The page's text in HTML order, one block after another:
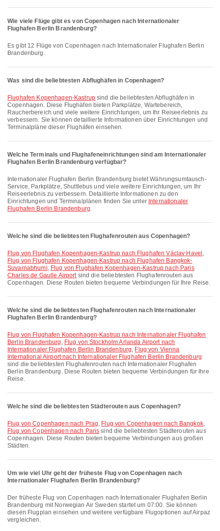
Wie viele Flüge gibt es von Copenhagen nach Internationaler
Flughafen Berlin Brandenburg?
Es gibt 12 Flüge von Copenhagen nach Internationaler Flughafen Berlin
Brandenburg.
Was sind die beliebtesten Abflughäfen in Copenhagen?
Flughafen Kopenhagen-Kastrupsind die beliebtesten Abflughäfen in
Copenhagen. Diese Flughäfen bieten Parkplätze, Wartebereich,
Raucherbereich und viele weitere Einrichtungen, um Ihr Reiseerlebnis zu
verbessern. Sie können detaillierte Informationen über Einrichtungen und
Terminalpläne dieser Flughäfen einsehen.
Welche Terminals und Flughafeneinrichtungen sind am Internationaler
Flughafen Berlin Brandenburg verfügbar?
Internationaler Flughafen Berlin Brandenburg bietet Währungsumtausch-
Service, Parkplätze, Shuttlebus und viele weitere Einrichtungen, um Ihr
Reiseerlebnis zu verbessern. Detaillierte Informationen zu den
Einrichtungen und Terminalplänen finden Sie unter Internationaler
Flughafen Berlin Brandenburg.
Welche sind die beliebtesten Flughafenrouten aus Copenhagen?
Flug von Flughafen Kopenhagen-Kastrup nach Flughafen Václav Havel ,
Flug von Flughafen Kopenhagen-Kastrup nach Flughafen Bangkok-
Suvarnabhumi, Flug von Flughafen Kopenhagen-Kastrup nach Paris
Charles de Gaulle Airportsind die beliebtesten Flughafenrouten aus
Copenhagen. Diese Routen bieten bequeme Verbindungen für Ihre Reise.
Welche sind die beliebtesten Flughafenrouten nach Internationaler
Flughafen Berlin Brandenburg?
Flug von Flughafen Kopenhagen-Kastrup nach Internationaler Flughafen
Berlin Brandenburg , Flug von Stockholm Arlanda Airport nach
Internationaler Flughafen Berlin Brandenburg, Flug von Vienna
International Airport nach Internationaler Flughafen Berlin Brandenburg
sind die beliebtesten Flughafenrouten nach Internationaler Flughafen
Berlin Brandenburg. Diese Routen bieten bequeme Verbindungen für Ihre
Reise.
Welche sind die beliebtesten Städterouten aus Copenhagen?
Flug von Copenhagen nach Prag, Flug von Copenhagen nach Bangkok,
Flug von Copenhagen nach Paris sind die beliebtesten Städterouten aus
Copenhagen. Diese Routen bieten bequeme Verbindungen aus großen
Städten.
Um wie viel Uhr geht der früheste Flug von Copenhagen nach
Internationaler Flughafen Berlin Brandenburg?
Der früheste Flug von Copenhagen nach Internationaler Flughafen Berlin
Brandenburg mit Norwegian Air Sweden startet um 07:00. Sie können
diesen Flugplan einsehen und weitere verfügbare Flugoptionen auf Airpaz
vergleichen.